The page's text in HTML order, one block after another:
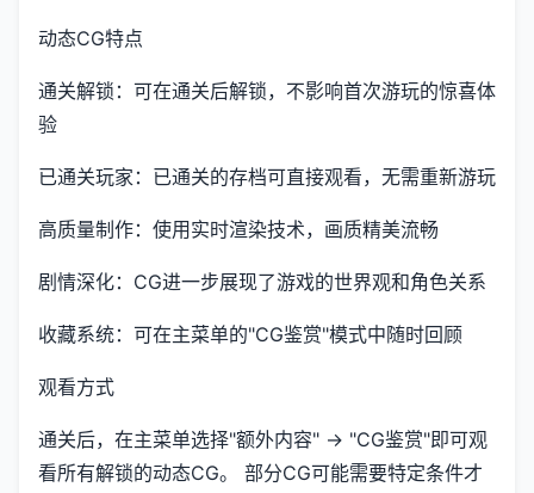
动态CG特点
通关解锁：可在通关后解锁，不影响首次游玩的惊喜体
验
已通关玩家：已通关的存档可直接观看，无需重新游玩
高质量制作：使用实时渲染技术，画质精美流畅
剧情深化：CG进一步展现了游戏的世界观和角色关系
收藏系统：可在主菜单的"CG鉴赏"模式中随时回顾
观看方式
通关后，在主菜单选择"额外内容" → "CG鉴赏"即可观
看所有解锁的动态CG。 部分CG可能需要特定条件才